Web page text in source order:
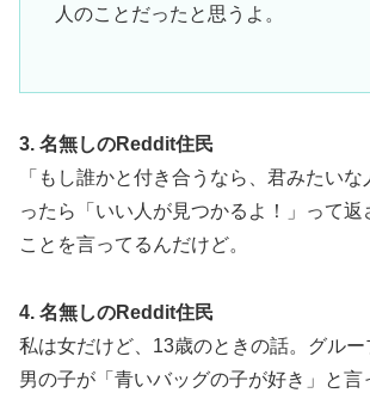
人のことだったと思うよ。
3. 名無しのReddit住民
「もし誰かと付き合うなら、君みたい
ったら「いい人が見つかるよ！」って
ことを言ってるんだけど。
4. 名無しのReddit住民
私は女だけど、13歳のときの話。グルー
男の子が「青いバッグの子が好き」と言